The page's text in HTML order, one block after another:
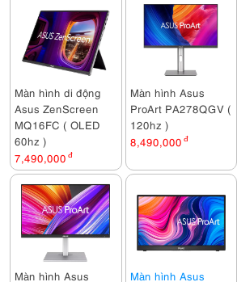
Màn hình di động
Asus ZenScreen
MQ16FC ( OLED
60hz )
7,490,000 đ
Màn hình Asus
ProArt PA278QGV (
120hz )
8,490,000 đ
Màn hình Asus
Màn hình Asus